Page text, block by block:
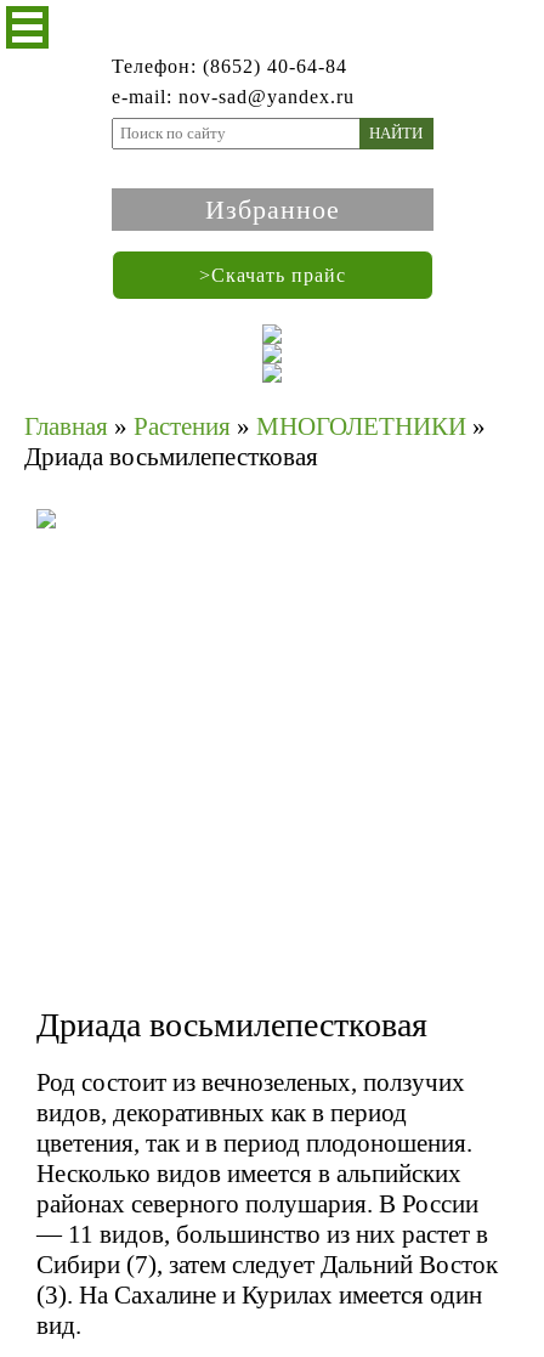
Телефон: (8652) 40-64-84
e-mail: nov-sad@yandex.ru
НАЙТИ
Избранное
>Скачать прайс
Главная » Растения » МНОГОЛЕТНИКИ »
Дриада восьмилепестковая
Дриада восьмилепестковая
Род состоит из вечнозеленых, ползучих
видов, декоративных как в период
цветения, так и в период плодоношения.
Несколько видов имеется в альпийских
районах северного полушария. В России
— 11 видов, большинство из них растет в
Сибири (7), затем следует Дальний Восток
(3). На Сахалине и Курилах имеется один
вид.